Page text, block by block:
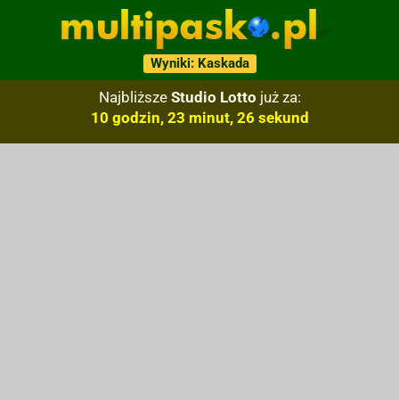
Wyniki: Kaskada
Najbliższe Studio Lotto już za:
10 godzin, 23 minut, 25 sekund